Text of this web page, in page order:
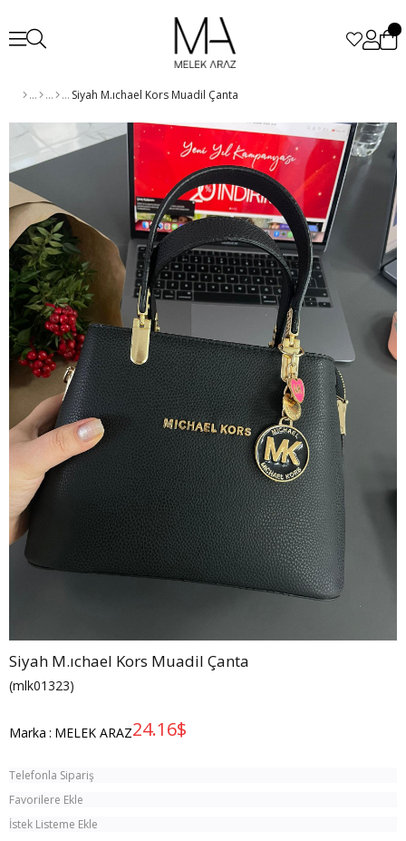
Siyah M.ıchael Kors Muadil Çanta
Siyah M.ıchael Kors Muadil Çanta
(mlk01323)
Marka : MELEK ARAZ24.16$
Telefonla Sipariş
Favorilere Ekle
İstek Listeme Ekle